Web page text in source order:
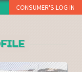
CONSUMER'S LOG IN